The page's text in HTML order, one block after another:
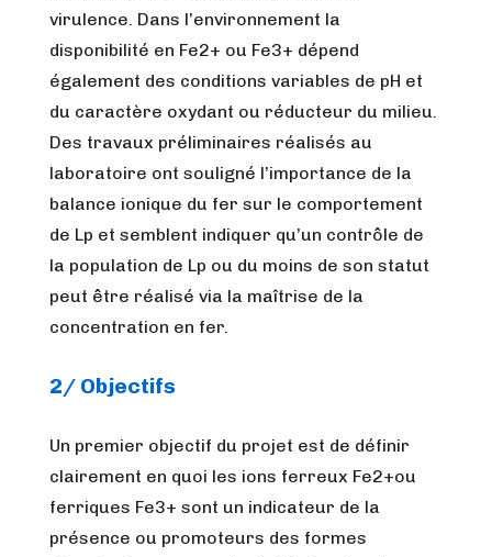
virulence. Dans l’environnement la
disponibilité en Fe2+ ou Fe3+ dépend
également des conditions variables de pH et
du caractère oxydant ou réducteur du milieu.
Des travaux préliminaires réalisés au
laboratoire ont souligné l’importance de la
balance ionique du fer sur le comportement
de Lp et semblent indiquer qu’un contrôle de
la population de Lp ou du moins de son statut
peut être réalisé via la maîtrise de la
concentration en fer.
2/ Objectifs
Un premier objectif du projet est de définir
clairement en quoi les ions ferreux Fe2+ou
ferriques Fe3+ sont un indicateur de la
présence ou promoteurs des formes